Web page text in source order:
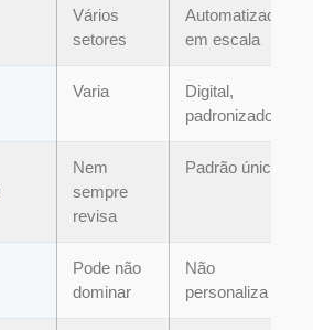
Vários
setores
Automatizado,
em escala
Varia
Digital,
padronizado
Nem
sempre
revisa
Padrão único
Pode não
dominar
Não
personaliza